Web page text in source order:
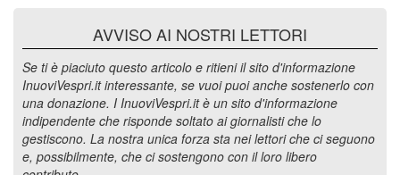
AVVISO AI NOSTRI LETTORI
Se ti è piaciuto questo articolo e ritieni il sito d'informazione
InuoviVespri.it interessante, se vuoi puoi anche sostenerlo con
una donazione. I InuoviVespri.it è un sito d'informazione
indipendente che risponde soltato ai giornalisti che lo
gestiscono. La nostra unica forza sta nei lettori che ci seguono
e, possibilmente, che ci sostengono con il loro libero